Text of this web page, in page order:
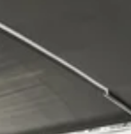
Close
navegación!